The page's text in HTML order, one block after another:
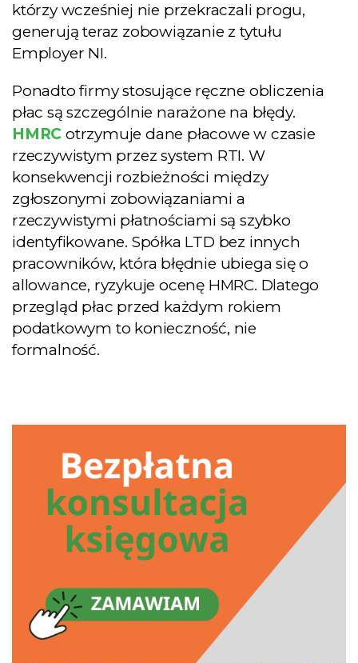
którzy wcześniej nie przekraczali progu,
generują teraz zobowiązanie z tytułu
Employer NI.
Ponadto firmy stosujące ręczne obliczenia
płac są szczególnie narażone na błędy.
HMRC otrzymuje dane płacowe w czasie
rzeczywistym przez system RTI. W
konsekwencji rozbieżności między
zgłoszonymi zobowiązaniami a
rzeczywistymi płatnościami są szybko
identyfikowane. Spółka LTD bez innych
pracowników, która błędnie ubiega się o
allowance, ryzykuje ocenę HMRC. Dlatego
przegląd płac przed każdym rokiem
podatkowym to konieczność, nie
formalność.